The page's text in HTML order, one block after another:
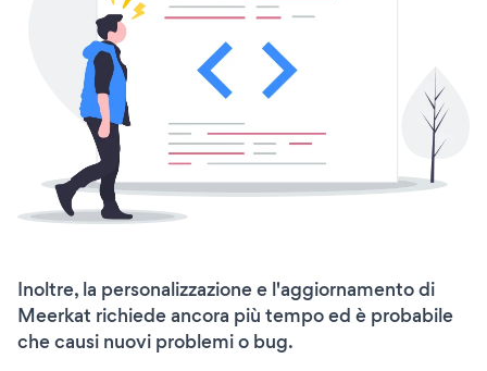
Inoltre, la personalizzazione e l'aggiornamento di
Meerkat richiede ancora più tempo ed è probabile
che causi nuovi problemi o bug.